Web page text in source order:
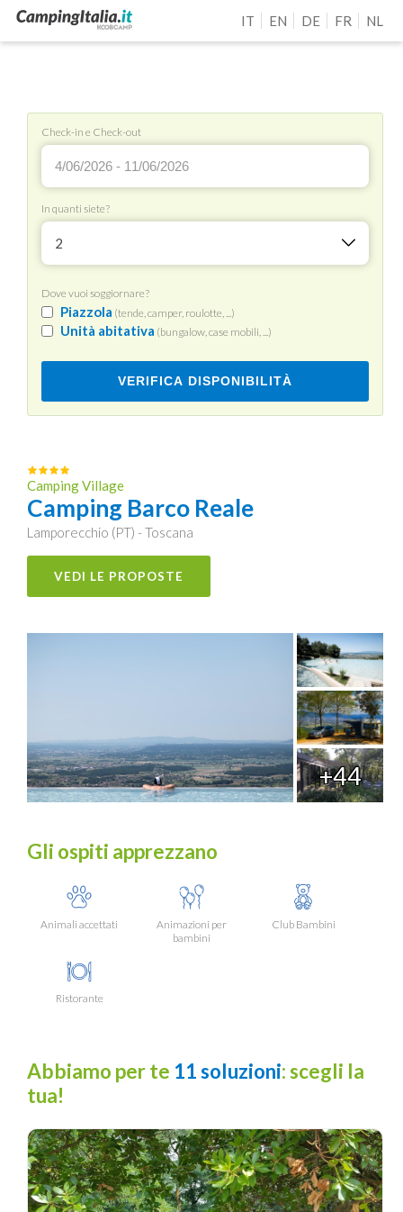
IT EN DE FR NL
Check-in e Check-out
In quanti siete?
2
Dove vuoi soggiornare?
Piazzola (tende, camper, roulotte, ...)
Unità abitativa (bungalow, case mobili, ...)
VERIFICA DISPONIBILITÀ
Camping Village
Camping Barco Reale
Lamporecchio (PT) - Toscana
VEDI LE PROPOSTE
+44
Gli ospiti apprezzano
Animali accettati
Animazioni per
bambini
Club Bambini
Ristorante
Abbiamo per te 11 soluzioni: scegli la
tua!